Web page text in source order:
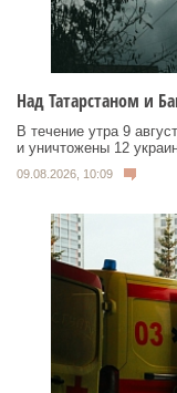
Над Татарстаном и
В течение утра 9
и уничтожены 12
09.08.2026, 10:09